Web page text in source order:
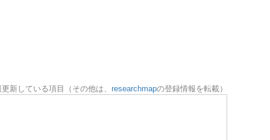
新している項目（その他は、 researchmapの登録情報を転載）